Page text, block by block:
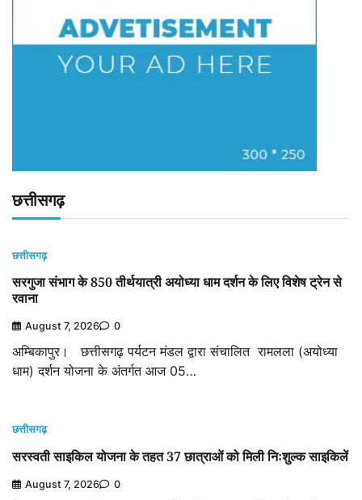
छत्तीसगढ़
छत्तीसगढ़
सरगुजा संभाग के 850 तीर्थयात्री अयोध्या धाम दर्शन के लिए विशेष ट्रेन से
रवाना
August 7, 2026 0
अम्बिकापुर। छत्तीसगढ़ पर्यटन मंडल द्वारा संचालित रामलला (अयोध्या
धाम) दर्शन योजना के अंतर्गत आज 05…
छत्तीसगढ़
सरस्वती साइकिल योजना के तहत 37 छात्राओं को मिली निःशुल्क साइकिलें
August 7, 2026 0